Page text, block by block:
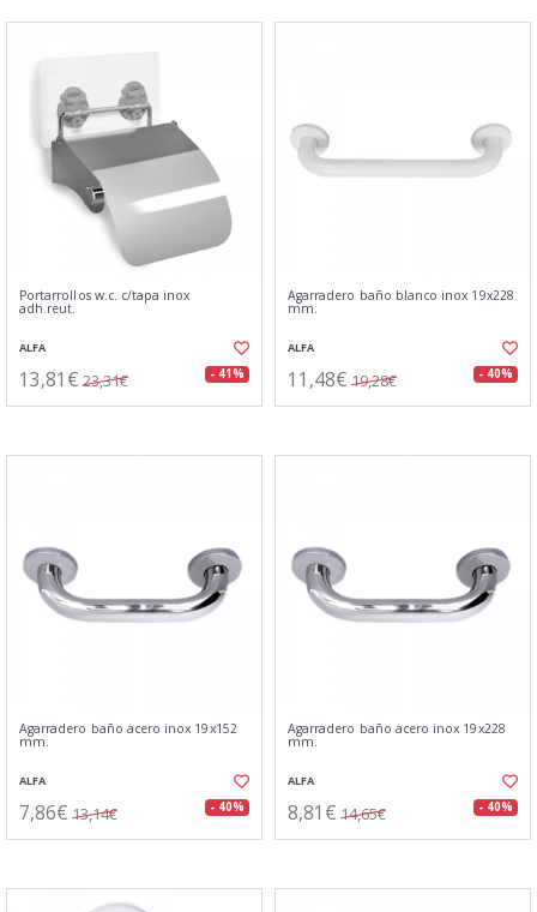
Portarrollos w.c. c/tapa inox
adh.reut.
ALFA
13,81€ 23,31€ - 41%
Agarradero baño blanco inox 19x228
mm.
ALFA
11,48€ 19,28€ - 40%
Agarradero baño acero inox 19x152
mm.
ALFA
7,86€ 13,14€ - 40%
Agarradero baño acero inox 19x228
mm.
ALFA
8,81€ 14,65€ - 40%